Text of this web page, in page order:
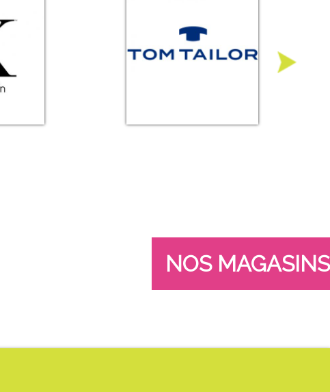
NOS MAGASINS